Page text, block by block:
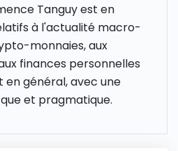
Tanguy est en
à l'actualité macro-
monnaies, aux
finances personnelles
général, avec une
et pragmatique.